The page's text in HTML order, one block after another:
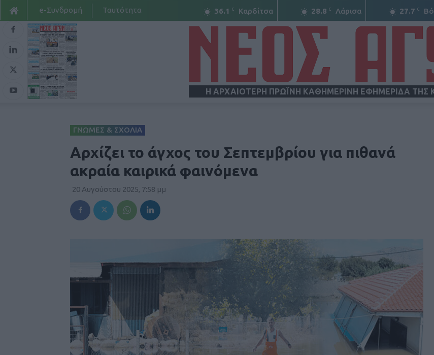
36.1 C Καρδίτσα 28.8 C Λάρισα 27.7 C
e-Συνδρομή Ταυτότητα
Η ΑΡΧΑΙΟΤΕΡΗ ΠΡΩΪΝΗ ΚΑΘΗΜΕΡΙΝΗ ΕΦΗΜΕΡΙΔΑ ΤΗΣ
ΓΝΩΜΕΣ & ΣΧΟΛΙΑ
Αρχίζει το άγχος του Σεπτεμβρίου για πιθανά
ακραία καιρικά φαινόμενα
20 Αυγούστου 2025, 7:58 μμ